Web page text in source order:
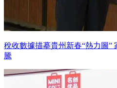
稅收數據描摹貴州新春“熱力圖”
騰